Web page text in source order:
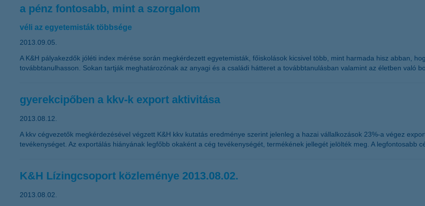
a pénz fontosabb, mint a szorgalom
véli az egyetemisták többsége
2013.09.05.
A K&H pályakezdők jóléti index mérése során megkérdezett egyetemisták, főiskolások kicsivel több, mint harmada hisz abban,
továbbtanulhasson. Sokan tartják meghatározónak az anyagi és a családi hátteret a továbbtanulásban valamint az életben való
gyerekcipőben a kkv-k export aktivitása
2013.08.12.
A kkv cégvezetők megkérdezésével végzett K&H kkv kutatás eredménye szerint jelenleg a hazai vállalkozások 23%-a végez
tevékenységet. Az exportálás hiányának legfőbb okaként a cég tevékenységét, termékének jellegét jelölték meg. A legfontosabb
K&H Lízingcsoport közleménye 2013.08.02.
2013.08.02.